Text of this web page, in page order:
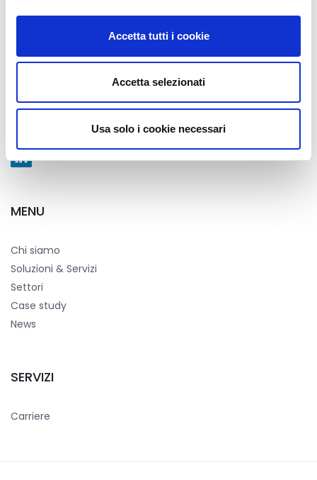
Accetta tutti i cookie
Accetta selezionati
Usa solo i cookie necessari
STT Servizi Telematici Telefonici S.r.l.
Via Nazario Sauro, 82, 20831 Seregno (MB)
MENU
Chi siamo
Soluzioni & Servizi
Settori
Case study
News
SERVIZI
Carriere